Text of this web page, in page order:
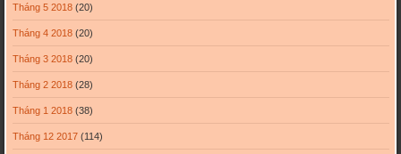
Tháng 5 2018(20)
Tháng 4 2018(20)
Tháng 3 2018(20)
Tháng 2 2018(28)
Tháng 1 2018(38)
Tháng 12 2017(114)